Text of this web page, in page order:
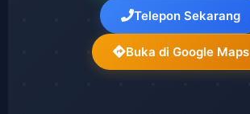
Telepon Sekarang
Buka di Google Maps